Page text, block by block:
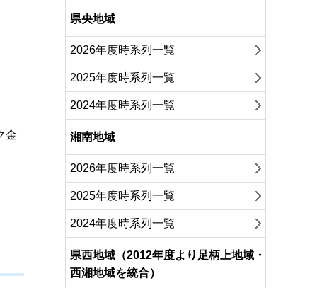
金
県央地域
2026年度時系列一覧
2025年度時系列一覧
2024年度時系列一覧
湘南地域
2026年度時系列一覧
2025年度時系列一覧
2024年度時系列一覧
県西地域（2012年度より足柄上地域・
西湘地域を統合）